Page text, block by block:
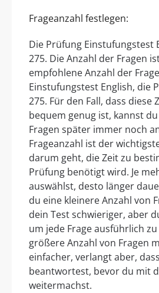
Frageanzahl festlegen:
Die Prüfung Einstufungstest
275. Die Anzahl der Fragen
empfohlene Anzahl der
Einstufungstest English, die
275. Für den Fall, dass diese
bequem genug ist, kannst
Fragen später immer noch
Frageanzahl ist der
darum geht, die Zeit zu
Prüfung benötigt wird. Je
auswählst, desto länger
du eine kleinere Anzahl von
dein Test schwieriger, aber
um jede Frage ausführlich
größere Anzahl von Fragen
einfacher, verlangt aber,
beantwortest, bevor du mit
weitermachst.